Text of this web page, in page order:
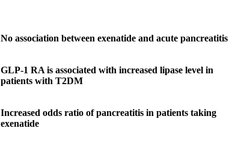
No association between exenatide and acute pancreatitis
GLP-1 RA is associated with increased lipase level in
patients with T2DM
Increased odds ratio of pancreatitis in patients taking
exenatide